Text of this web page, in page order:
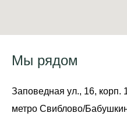
Мы рядом
Заповедная ул., 16, корп.
метро Свиблово/